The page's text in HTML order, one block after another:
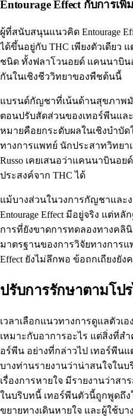
Entourage Effect กับการเ
ผู้ที่สนับสนุนแนวคิด Entourage
ได้ขึ้นอยู่กับ THC เพียงตัวเดียว
ชนิด ทั้งฟลาโวนอยด์ แคนนาบิน
กันในเชิงชีววิทยาของพืชต้นนี้
แบรนด์กัญชาที่เน้นด้านสุขภาพมั
ตอนปรับสัดส่วนของเทอร์พีนแล
หมายคือยกระดับผลในเชิงบำบั
ทางการแพทย์ นักประสาทวิทย
Russo เคยเสนอว่าแคนนาบินอย
ประสงค์จาก THC ได้
แม้บางส่วนในวงการกัญชาและ
Entourage Effect มีอยู่จริง แต่ห
การที่ยังขาดการทดลองทางคลิ
มาตรฐานของการวิจัยทางการแ
Effect ยังไม่ลึกพอ ข้อถกเถียงยัง
ปรับการรักษาตามโป
เวลาเลือกแนวทางการดูแลตัวเ
เหมาะกับอาการอะไร แต่สิ่งที่
อร์พีน อย่างที่กล่าวไป เทอร์พี
บางท่านรายงานว่าน่าสนใจใน
เรื่องการหายใจ มีรายงานว่าส
ในบริบทนี้ เทอร์พีนตัวนี้ถูกพูดถึ
ขยายทางเดินหายใจ และผู้ใช้บ